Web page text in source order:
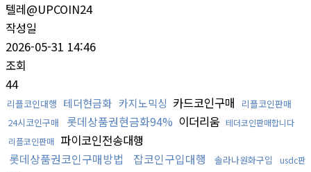
텔레@UPCOIN24
작성일
2026-05-31 14:46
조회
44
리플코인대행 테더현금화 카지노믹싱 카드코인구매
리플코인판매
24시코인구매
롯데상품권현금화94% 이더리움 테더코인판매합니다
리플코인판매 파이코인전송대행
롯데상품권코인구매방법
잡코인구입대행 솔라나원화구입
usdc판